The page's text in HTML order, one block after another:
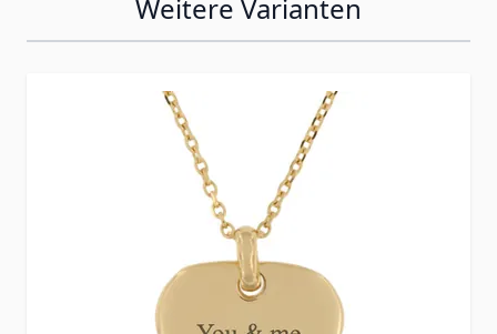
Weitere Varianten